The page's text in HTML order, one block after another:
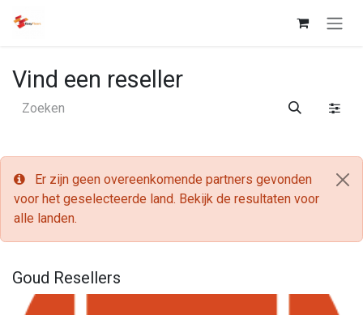
Vind een reseller
Er zijn geen overeenkomende partners gevonden
voor het geselecteerde land. Bekijk de resultaten voor
alle landen.
Goud Resellers